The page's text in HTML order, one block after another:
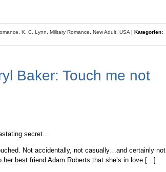
K. C. Lynn Military Romance New Adult USA | Kategorien:
Baker: Touch me not
secret…
Not accidentally, not casually…and certainly not
best friend Adam Roberts that she’s in love […]